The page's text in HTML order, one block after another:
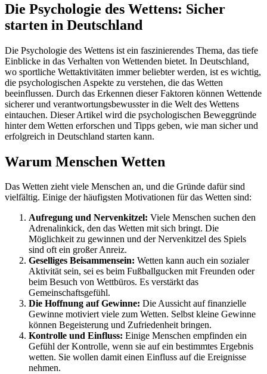
Die Psychologie des Wettens: Sicher
starten in Deutschland
Die Psychologie des Wettens ist ein faszinierendes Thema, das tiefe
Einblicke in das Verhalten von Wettenden bietet. In Deutschland,
wo sportliche Wettaktivitäten immer beliebter werden, ist es wichtig,
die psychologischen Aspekte zu verstehen, die das Wetten
beeinflussen. Durch das Erkennen dieser Faktoren können Wettende
sicherer und verantwortungsbewusster in die Welt des Wettens
eintauchen. Dieser Artikel wird die psychologischen Beweggründe
hinter dem Wetten erforschen und Tipps geben, wie man sicher und
erfolgreich in Deutschland starten kann.
Warum Menschen Wetten
Das Wetten zieht viele Menschen an, und die Gründe dafür sind
vielfältig. Einige der häufigsten Motivationen für das Wetten sind:
Aufregung und Nervenkitzel: Viele Menschen suchen den
Adrenalinkick, den das Wetten mit sich bringt. Die
Möglichkeit zu gewinnen und der Nervenkitzel des Spiels
sind oft ein großer Anreiz.
Geselliges Beisammensein: Wetten kann auch ein sozialer
Aktivität sein, sei es beim Fußballgucken mit Freunden oder
beim Besuch von Wettbüros. Es verstärkt das
Gemeinschaftsgefühl.
Die Hoffnung auf Gewinne: Die Aussicht auf finanzielle
Gewinne motiviert viele zum Wetten. Selbst kleine Gewinne
können Begeisterung und Zufriedenheit bringen.
Kontrolle und Einfluss: Einige Menschen empfinden ein
Gefühl der Kontrolle, wenn sie auf ein bestimmtes Ergebnis
wetten. Sie wollen damit einen Einfluss auf die Ereignisse
nehmen.